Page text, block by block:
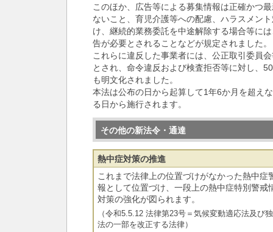
このほか、広告等による募集情報は正確かつ
ないこと、育児介護等への配慮、ハラスメン
け、継続的業務委託を中途解除する場合等に
告が必要とされることなどが規定されました。
これらに違反した事業者には、公正取引委員
とされ、命令違反および検査拒否等に対し、
も明文化されました。
本法は公布の日から起算して1年6か月を超え
る日から施行されます。
その他の新法令・通達
熱中症対策の推進
これまで法律上の位置づけがなかった熱中症
報として位置づけ、一段上の熱中症特別警戒
対策の強化が図られます。
（令和5.5.12 法律第23号＝気候変動適応法及び
法の一部を改正する法律）